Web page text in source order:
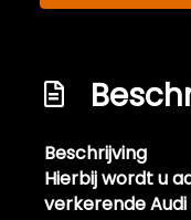
Sportvelgen
Trekhaak
Beschrijving
Hierbij wordt u
verkerende Audi